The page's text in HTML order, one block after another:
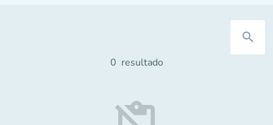
search
0 resultado